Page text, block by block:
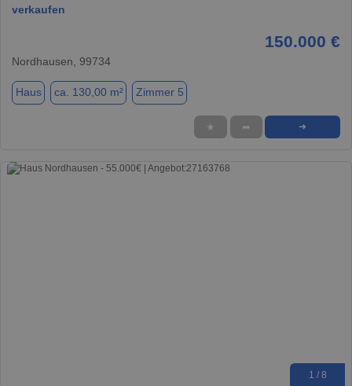
verkaufen
150.000 €
Nordhausen, 99734
Haus ca. 130,00 m² Zimmer 5
★ ➦ ➜
1 / 8